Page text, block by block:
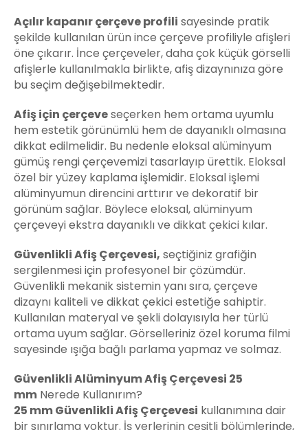
Açılır kapanır çerçeve profili sayesinde pratik
şekilde kullanılan ürün ince çerçeve profiliyle afişleri
öne çıkarır. İnce çerçeveler, daha çok küçük görselli
afişlerle kullanılmakla birlikte, afiş dizaynınıza göre
bu seçim değişebilmektedir.
Afiş için çerçeveseçerken hem ortama uyumlu
hem estetik görünümlü hem de dayanıklı olmasına
dikkat edilmelidir. Bu nedenle eloksal alüminyum
gümüş rengi çerçevemizi tasarlayıp ürettik. Eloksal
özel bir yüzey kaplama işlemidir. Eloksal işlemi
alüminyumun direncini arttırır ve dekoratif bir
görünüm sağlar. Böylece eloksal, alüminyum
çerçeveyi ekstra dayanıklı ve dikkat çekici kılar.
Güvenlikli Afiş Çerçevesi, seçtiğiniz grafiğin
sergilenmesi için profesyonel bir çözümdür.
Güvenlikli mekanik sistemin yanı sıra, çerçeve
dizaynı kaliteli ve dikkat çekici estetiğe sahiptir.
Kullanılan materyal ve şekli dolayısıyla her türlü
ortama uyum sağlar. Görselleriniz özel koruma filmi
sayesinde ışığa bağlı parlama yapmaz ve solmaz.
Güvenlikli Alüminyum Afiş Çerçevesi 25
mm Nerede Kullanırım?
25 mm Güvenlikli Afiş Çerçevesi kullanımına dair
bir sınırlama yoktur. İş yerlerinin çeşitli bölümlerinde,